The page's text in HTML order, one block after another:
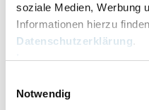
soziale Medien, Werbung
Informationen hierzu
Datenschutzerklärung.
Impressum
Notwendig
14.07.2026
Notariat - eNoVA -
Speicherung der